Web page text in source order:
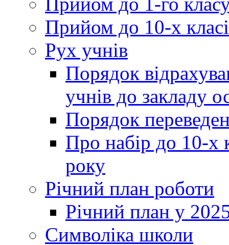
Прийом до 10-х
Рух учнів
Порядок
учнів до закладу
Порядок
Про набір до 10-х
року
Річний план роботи
Річний план у
Символіка школи